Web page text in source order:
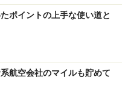
します。搭乗期間にも
イル
ポイントの上手な使い道と
航空会社のマイルも貯めて